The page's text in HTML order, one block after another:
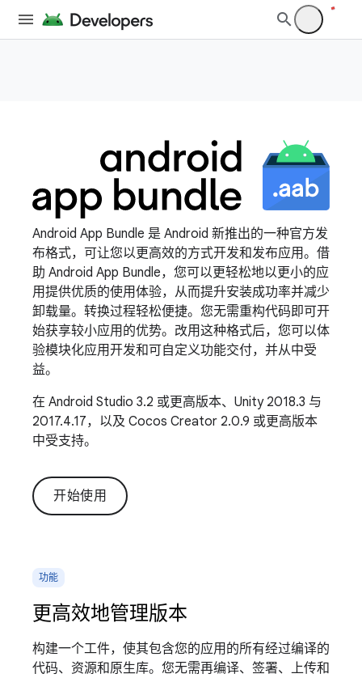
Android App Bundle 是 Android 新推出的一种官方发
布格式，可让您以更高效的方式开发和发布应用。借
助 Android App Bundle，您可以更轻松地以更小的应
用提供优质的使用体验，从而提升安装成功率并减少
卸载量。转换过程轻松便捷。您无需重构代码即可开
始获享较小应用的优势。改用这种格式后，您可以体
验模块化应用开发和可自定义功能交付，并从中受
益。
在 Android Studio 3.2 或更高版本、Unity 2018.3 与
2017.4.17，以及 Cocos Creator 2.0.9 或更高版本
中受支持。
开始使用
功能
更高效地管理版本
构建一个工件，使其包含您的应用的所有经过编译的
代码、资源和原生库。您无需再编译、签署、上传和